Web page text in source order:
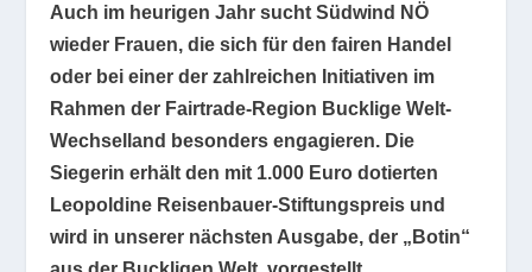
Auch im heurigen Jahr sucht Südwind NÖ
wieder Frauen, die sich für den fairen Handel
oder bei einer der zahlreichen Initiativen im
Rahmen der Fairtrade-Region Bucklige Welt-
Wechselland besonders engagieren. Die
Siegerin erhält den mit 1.000 Euro dotierten
Leopoldine Reisenbauer-Stiftungspreis und
wird in unserer nächsten Ausgabe, der „Botin“